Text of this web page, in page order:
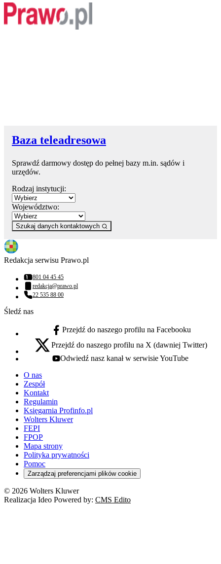
Baza teleadresowa
Sprawdź darmowy dostęp do pełnej bazy m.in. sądów i
urzędów.
Rodzaj instytucji:
Województwo:
Szukaj danych kontaktowych
Redakcja serwisu Prawo.pl
Numer telefonu:
801 04 45 45
Adres email:
redakcja@prawo.pl
Numer telefonu:
22 535 88 00
Śledź nas
facebook - otwiera się w nowej karcie
Przejdź do naszego profilu na Facebooku
x - otwiera się w nowej karcie
Przejdź do naszego profilu na X (dawniej Twitter)
youtube - otwiera się w nowej karcie
Odwiedź nasz kanał w serwisie YouTube
O nas
Zespół
Kontakt
Regulamin
Księgarnia Profinfo.pl
Wolters Kluwer
FEPI
FPOP
Mapa strony
Polityka prywatności
Pomoc
Zarządzaj preferencjami plików cookie
© 2026 Wolters Kluwer
Realizacja Ideo Powered by: CMS Edito